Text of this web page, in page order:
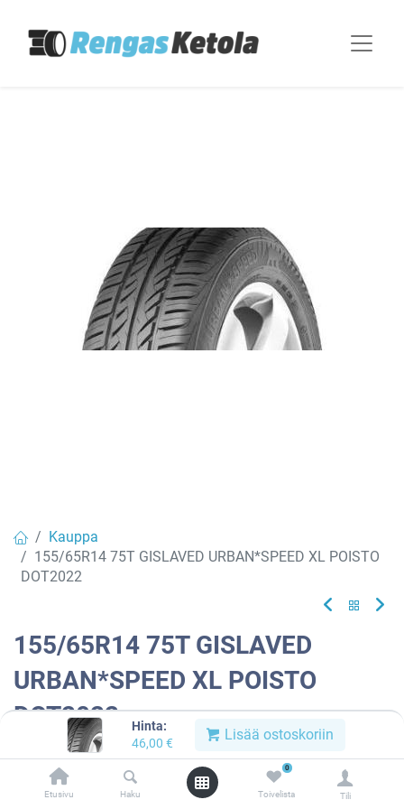
Hinta:
46,00 € Lisää ostoskoriin
Etusivu Haku
0
Toivelista Tili
Kauppa
155/65R14 75T GISLAVED URBAN*SPEED XL POISTO
DOT2022
155/65R14 75T GISLAVED
URBAN*SPEED XL POISTO
DOT2022
Tuotekoodi:968976
Tällä tuotteella ei ole kelvollista yhdistelmää.